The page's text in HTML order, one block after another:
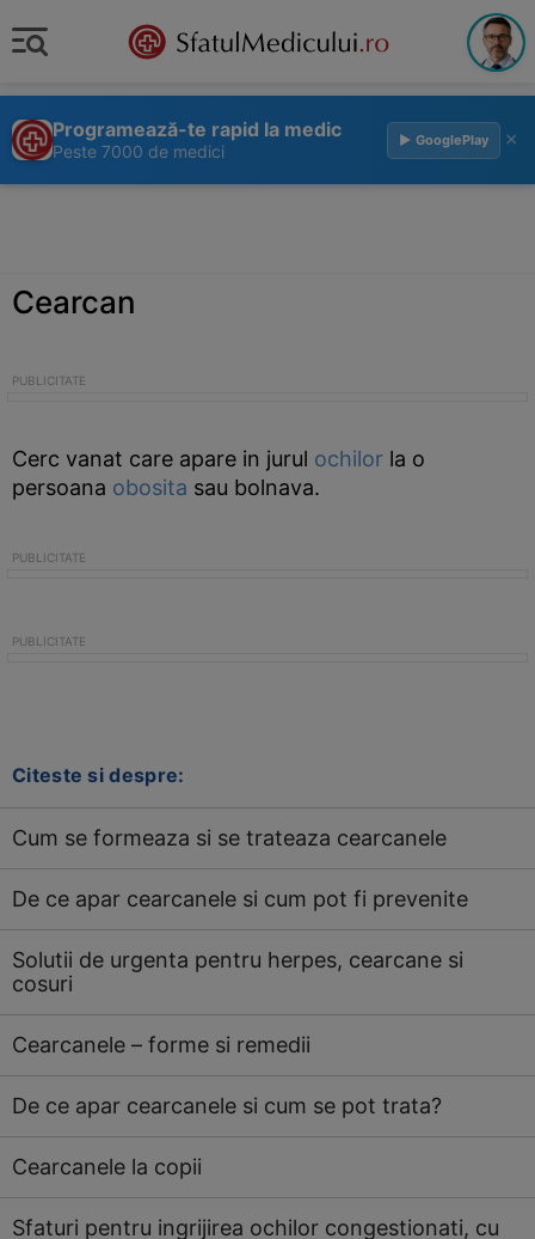
Programează-te rapid la medic
Peste 7000 de medici
▶ GooglePlay ×
Cearcan
Cerc vanat care apare in jurul ochilor la o
persoana obosita sau bolnava.
Citeste si despre:
Cum se formeaza si se trateaza cearcanele
De ce apar cearcanele si cum pot fi prevenite
Solutii de urgenta pentru herpes, cearcane si
cosuri
Cearcanele – forme si remedii
De ce apar cearcanele si cum se pot trata?
Cearcanele la copii
Sfaturi pentru ingrijirea ochilor congestionati, cu